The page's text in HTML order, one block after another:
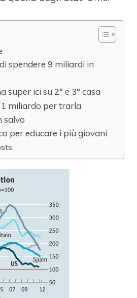
spendere 9 miliardi in
super ici su 2° e 3° casa
miliardo per trarla
salvo
per educare i più giovani